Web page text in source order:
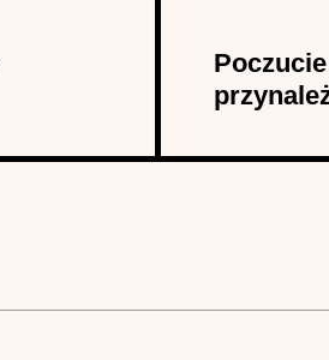
Poczucie